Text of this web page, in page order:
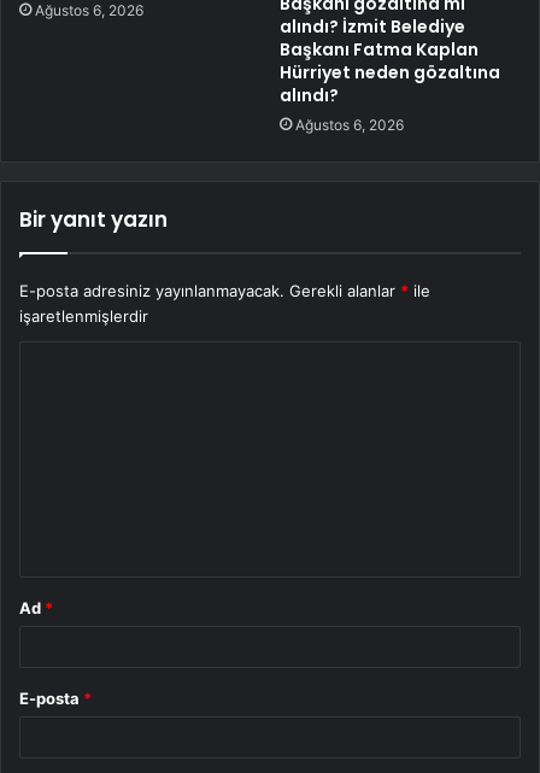
Ağustos 6, 2026
alındı? İzmit Belediye
Başkanı Fatma Kaplan
Hürriyet neden gözaltına
alındı?
Ağustos 6, 2026
Bir yanıt yazın
E-posta adresiniz yayınlanmayacak. Gerekli alanlar * ile
işaretlenmişlerdir
Ad *
E-posta *